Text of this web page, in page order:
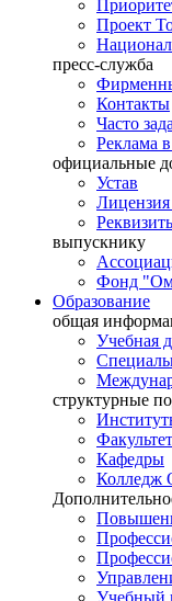
Проект
пресс-служба
Контакты
Часто
Реклама в
официальные
Устав
Лицензия
выпускнику
Фонд
Образование
общая
Учебная
структурные
Кафедры
Колледж
Учебный